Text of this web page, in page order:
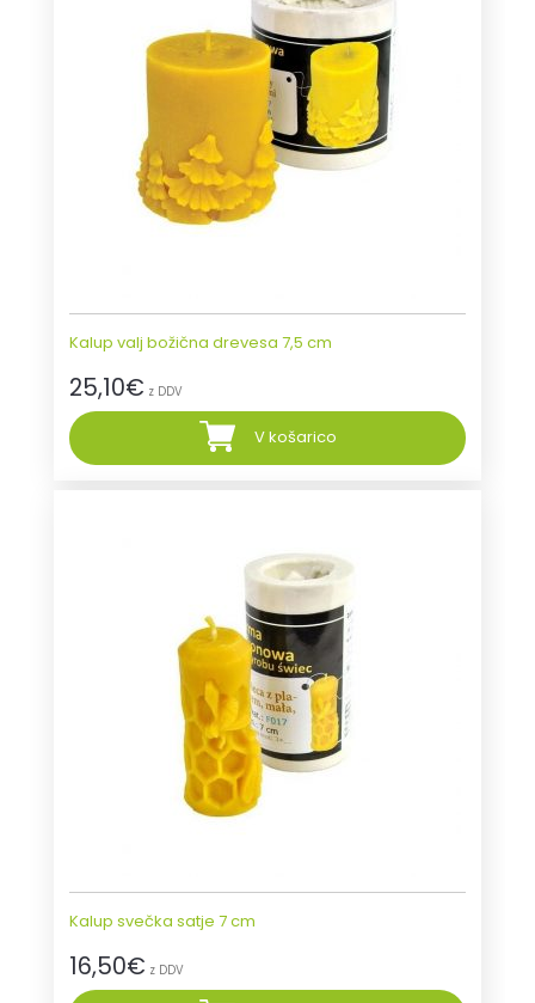
Kalup valj božična drevesa 7,5 cm
25,10€ z DDV
V košarico
Kalup svečka satje 7 cm
16,50€ z DDV